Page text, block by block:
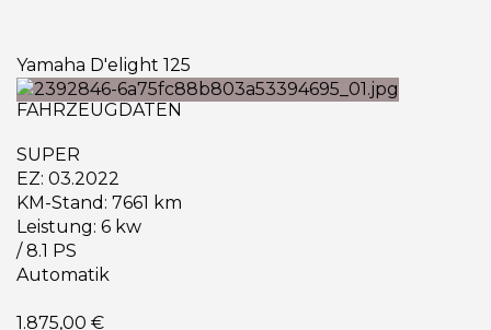
Yamaha D'elight 125
FAHRZEUGDATEN
SUPER
EZ: 03.2022
KM-Stand: 7661 km
Leistung: 6 kw
/ 8.1 PS
Automatik
1.875,00 €